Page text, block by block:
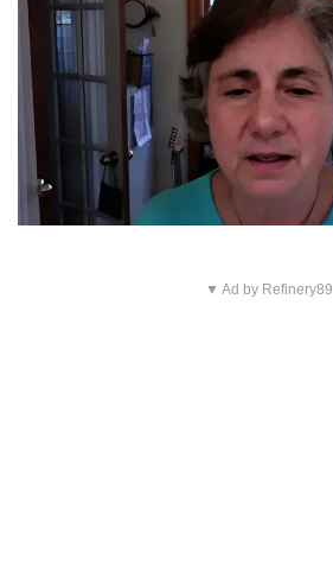
▼ Ad by Refinery89